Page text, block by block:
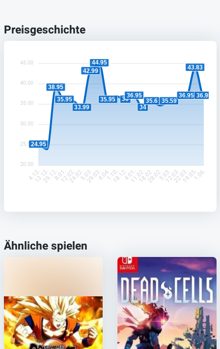
Preisgeschichte
45.00
40.00
35.00
30.00
25.00
20.00
24.95
38.95
35.95
33.99
42.99
44.95
35.95 36
36.95
34
35.6 35.59
36.95
43.83
36.95
4.12.
13.12.29.12.8.01.12.02.24.02.5.03.29.03.4.04.1.10.18.12.4.01.11.02.18.02.28.02.5.03.12.03.22.03.19.05.1.06.
Ähnliche spielen